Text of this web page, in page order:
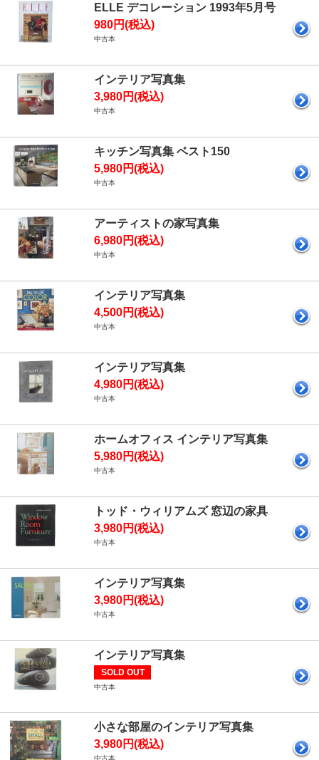
ELLE デコレーション 1993年5月号
980円(税込)
中古本
インテリア写真集
3,980円(税込)
中古本
キッチン写真集 ベスト150
5,980円(税込)
中古本
アーティストの家写真集
6,980円(税込)
中古本
インテリア写真集
4,500円(税込)
中古本
インテリア写真集
4,980円(税込)
中古本
ホームオフィス インテリア写真集
5,980円(税込)
中古本
トッド・ウィリアムズ 窓辺の家具
3,980円(税込)
中古本
インテリア写真集
3,980円(税込)
中古本
インテリア写真集
SOLD OUT
中古本
小さな部屋のインテリア写真集
3,980円(税込)
中古本